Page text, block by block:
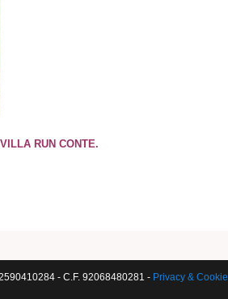
RUN CONTE.
- C.F. 92068480281 - Privacy & Cookie